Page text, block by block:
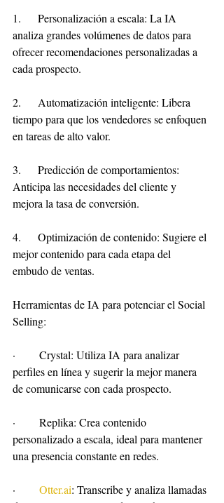
1.     Personalización a escala: La IA
analiza grandes volúmenes de datos para
ofrecer recomendaciones personalizadas a
cada prospecto.
2.     Automatización inteligente: Libera
tiempo para que los vendedores se enfoquen
en tareas de alto valor.
3.     Predicción de comportamientos:
Anticipa las necesidades del cliente y
mejora la tasa de conversión.
4.     Optimización de contenido: Sugiere el
mejor contenido para cada etapa del
embudo de ventas.
Herramientas de IA para potenciar el Social
Selling:
·       Crystal: Utiliza IA para analizar
perfiles en línea y sugerir la mejor manera
de comunicarse con cada prospecto.
·       Replika: Crea contenido
personalizado a escala, ideal para mantener
una presencia constante en redes.
· Otter.ai: Transcribe y analiza llamadas